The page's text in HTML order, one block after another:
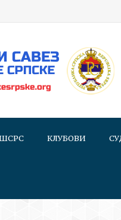
КЛУБОВИ